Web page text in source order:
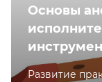
Основы
Развитие